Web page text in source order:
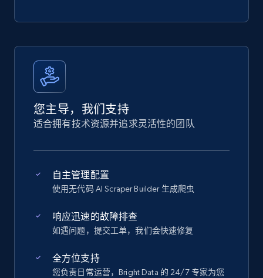
您主导，我们支持
适合拥有技术资源并追求灵活性的团队
自主管理配置
使用无代码 AI Scraper Builder 生成爬虫
响应迅速的故障排查
如遇问题，提交工单，我们会快速修复
全方位支持
您负责日常运营，Bright Data 的 24/7 专家为您